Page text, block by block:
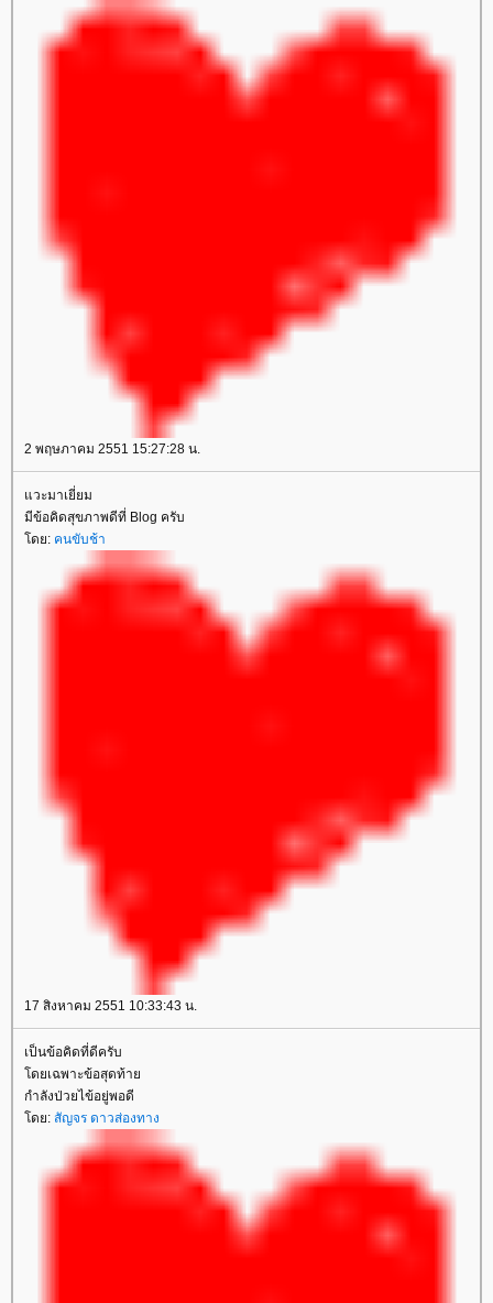
2 พฤษภาคม 2551 15:27:28 น.
วะมาเยี่ยม
มีข้อคิดสุขภาพดีที่ Blog ครับ
ดย: คนขับช้า
17 สิงหาคม 2551 10:33:43 น.
เป็นข้อคิดที่ดีครับ
ดยเฉพาะข้อสุดท้า
กำลังป่วยไข้อยู่พอดี
ดย: สัญจร ดาวส่องทาง